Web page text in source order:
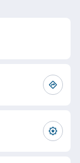
directions
award_star